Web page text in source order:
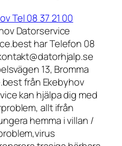
Tel 08 37 21 00
Datorservice
har Telefon 08
13, Bromma
från Ekebyhov
kan hjälpa dig med
allt ifrån
hemma i villan /